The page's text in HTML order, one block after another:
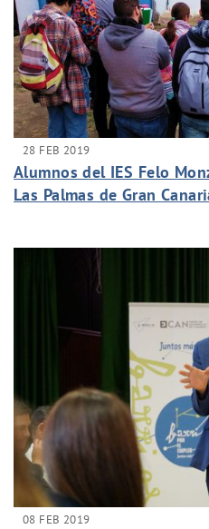
28 FEB 2019
Alumnos del IES Felo
Las Palmas de Gran
08 FEB 2019